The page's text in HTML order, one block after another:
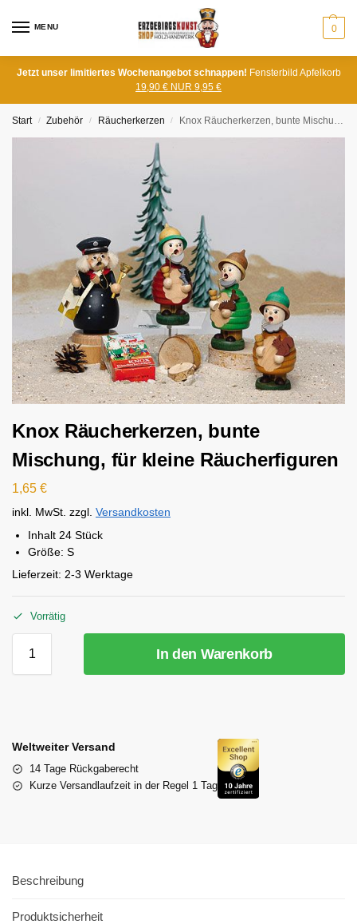
MENU 0
Jetzt unser limitiertes Wochenangebot schnappen! Fensterbild Apfelkorb
19,90 € NUR 9,95 €
Start / Zubehör / Räucherkerzen / Knox Räucherkerzen, bunte Mischung, für kleine Räucherfiguren
Knox Räucherkerzen, bunte
Mischung, für kleine Räucherfiguren
1,65 €
inkl. MwSt. zzgl. Versandkosten
Inhalt 24 Stück
Größe: S
Lieferzeit: 2-3 Werktage
Vorrätig
In den Warenkorb
Weltweiter Versand
14 Tage Rückgaberecht
Kurze Versandlaufzeit in der Regel 1 Tag
Beschreibung
Produktsicherheit